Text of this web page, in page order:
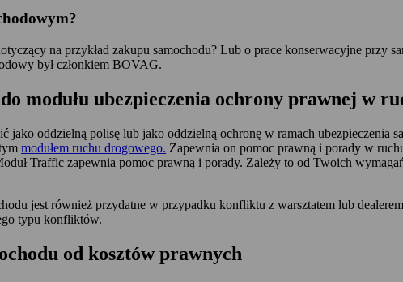
na przykład zakupu samochodu? Lub o prace konserwacyjne przy
był członkiem BOVAG.
modułu ubezpieczenia ochrony prawnej w
jako oddzielną polisę lub jako oddzielną ochronę w ramach ubezpieczenia
modułem ruchu drogowego. Zapewnia on pomoc prawną i porady w
Traffic zapewnia pomoc prawną i porady. Zależy to od Twoich
jest również przydatne w przypadku konfliktu z warsztatem lub
typu konfliktów.
od kosztów prawnych